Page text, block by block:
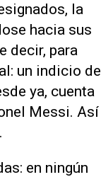
la
hacia sus
decir, para
un indicio de
ya, cuenta
Messi. Así
en ningún